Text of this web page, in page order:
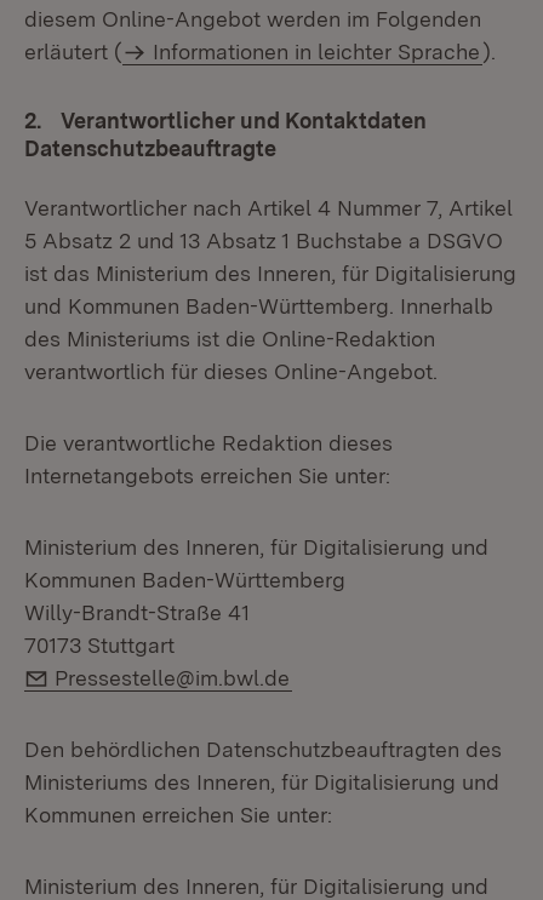
diesem Online-Angebot werden im Folgenden
erläutert (
Informationen in leichter Sprache).
2. Verantwortlicher und Kontaktdaten
Datenschutzbeauftragte
Verantwortlicher nach Artikel 4 Nummer 7, Artikel
5 Absatz 2 und 13 Absatz 1 Buchstabe a DSGVO
ist das Ministerium des Inneren, für Digitalisierung
und Kommunen Baden-Württemberg. Innerhalb
des Ministeriums ist die Online-Redaktion
verantwortlich für dieses Online-Angebot.
Die verantwortliche Redaktion dieses
Internetangebots erreichen Sie unter:
Ministerium des Inneren, für Digitalisierung und
Kommunen Baden-Württemberg
Willy-Brandt-Straße 41
70173 Stuttgart
E-Mail:
Pressestelle@im.bwl.de
Den behördlichen Datenschutzbeauftragten des
Ministeriums des Inneren, für Digitalisierung und
Kommunen erreichen Sie unter:
Ministerium des Inneren, für Digitalisierung und